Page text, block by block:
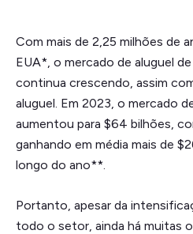
Com mais de 2,25 milhões de
EUA*, o mercado de aluguel
continua crescendo, assim
aluguel. Em 2023, o mercado
aumentou para $64 bilhões,
ganhando em média mais de
longo do ano**.
Portanto, apesar da
todo o setor, ainda há muitas